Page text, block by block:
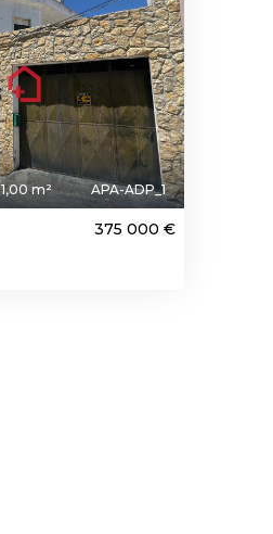
m² APA-ADP_1
375 000 €